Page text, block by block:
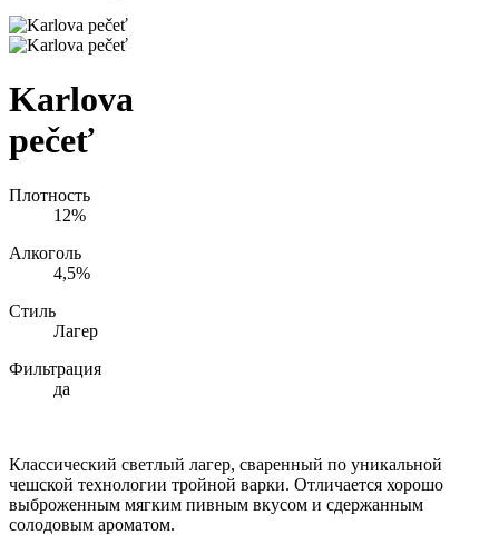
Karlova
pečeť
Плотность
12%
Алкоголь
4,5%
Стиль
Лагер
Фильтрация
да
Классический светлый лагер, сваренный по уникальной
чешской технологии тройной варки. Отличается хорошо
выброженным мягким пивным вкусом и сдержанным
солодовым ароматом.